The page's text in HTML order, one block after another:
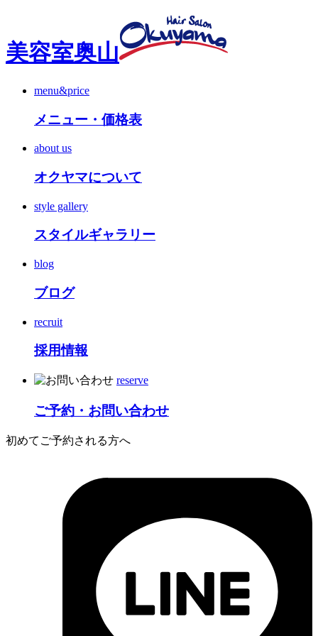
美容室奥山
menu&price
メニュー・価格表
about us
オクヤマについて
style gallery
スタイルギャラリー
blog
ブログ
recruit
採用情報
reserve
ご予約・お問い合わせ
初めてご予約される方へ